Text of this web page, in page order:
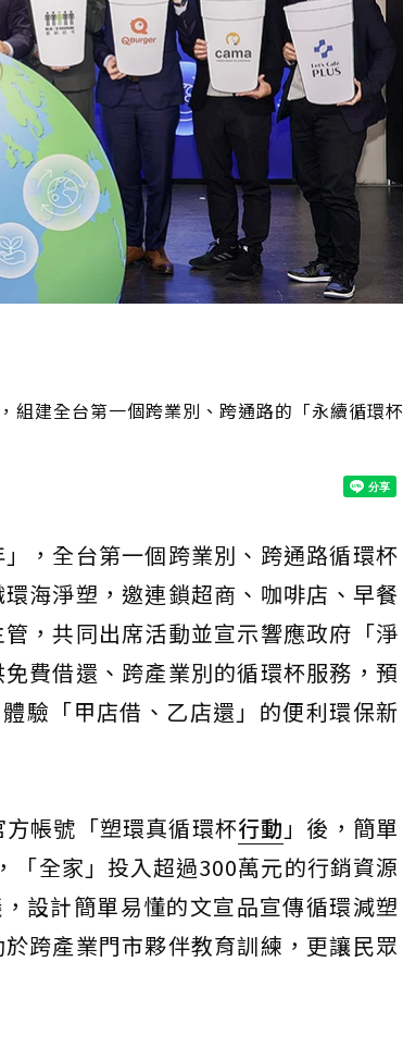
組建全台第一個跨業別、跨通路的「永續循環杯
，全台第一個跨業別、跨通路循環杯
海淨塑，邀連鎖超商、咖啡店、早餐
，共同出席活動並宣示響應政府「淨
費借還、跨產業別的循環杯服務，預
驗「甲店借、乙店還」的便利環保新
帳號「塑環真循環杯行動 」後，簡單
「全家」投入超過300萬元的行銷資源
設計簡單易懂的文宣品宣傳循環減塑
跨產業門市夥伴教育訓練，更讓民眾